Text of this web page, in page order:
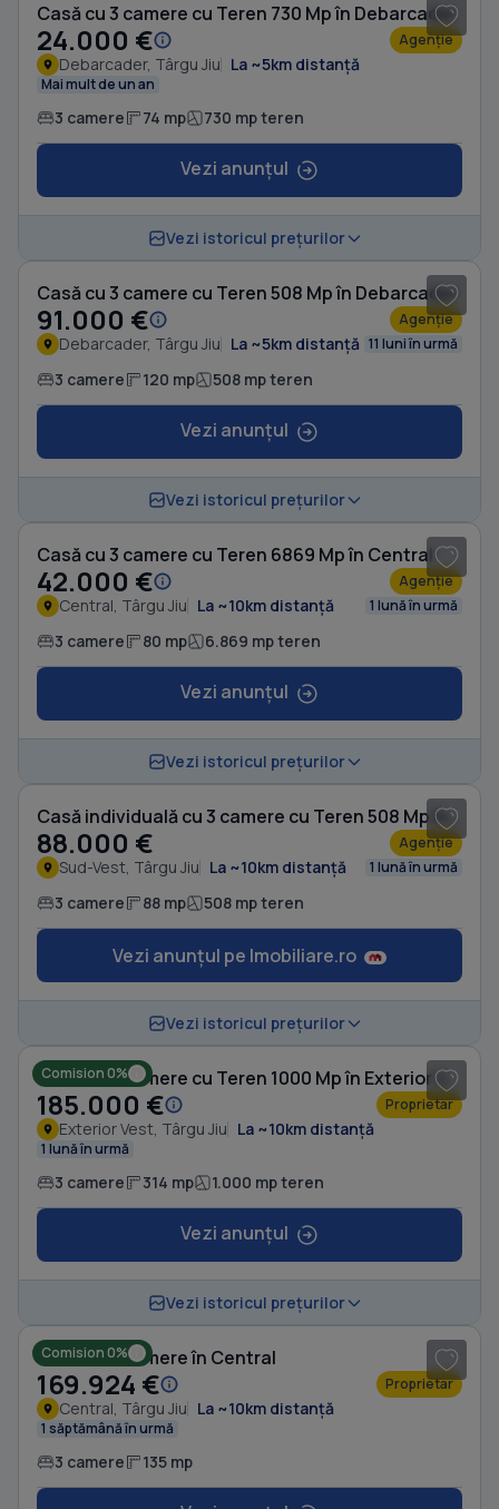
Casă cu 3 camere cu Teren 730 Mp în Debarcader
24.000 € Agenție
Debarcader, Târgu Jiu La ~5km distanță
Mai mult de un an
3 camere 74 mp 730 mp teren
Vezi anunțul
Vezi istoricul prețurilor
Casă cu 3 camere cu Teren 508 Mp în Debarcader
91.000 € Agenție
Debarcader, Târgu Jiu La ~5km distanță 11 luni în urmă
3 camere 120 mp 508 mp teren
Vezi anunțul
Vezi istoricul prețurilor
Casă cu 3 camere cu Teren 6869 Mp în Central
42.000 € Agenție
Central, Târgu Jiu La ~10km distanță 1 lună în urmă
3 camere 80 mp 6.869 mp teren
Vezi anunțul
Vezi istoricul prețurilor
Casă individuală cu 3 camere cu Teren 508 Mp în Sud-Vest
88.000 € Agenție
Sud-Vest, Târgu Jiu La ~10km distanță 1 lună în urmă
3 camere 88 mp 508 mp teren
Vezi anunțul pe Imobiliare.ro
Vezi istoricul prețurilor
Comision 0% Casă cu 3 camere cu Teren 1000 Mp în Exterior Vest
185.000 € Proprietar
Exterior Vest, Târgu Jiu La ~10km distanță
1 lună în urmă
3 camere 314 mp 1.000 mp teren
Vezi anunțul
Vezi istoricul prețurilor
Comision 0%
Casă cu 3 camere în Central
169.924 € Proprietar
Central, Târgu Jiu La ~10km distanță
1 săptămână în urmă
3 camere 135 mp